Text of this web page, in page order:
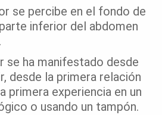
se percibe en el fondo de
parte inferior del abdomen
se ha manifestado desde
desde la primera relación
primera experiencia en un
o usando un tampón.